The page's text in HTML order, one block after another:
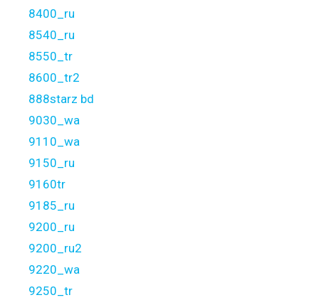
8400_ru
8540_ru
8550_tr
8600_tr2
888starz bd
9030_wa
9110_wa
9150_ru
9160tr
9185_ru
9200_ru
9200_ru2
9220_wa
9250_tr